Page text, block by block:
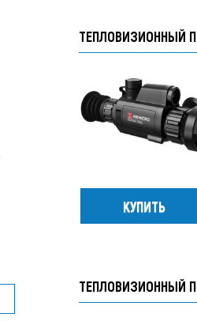
ТЕПЛОВИЗИОННЫЙ
ТЕПЛОВИЗИОННЫЙ